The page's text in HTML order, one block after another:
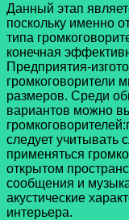
Данный этап
поскольку именно
типа
конечная
Предприятия-
громкоговорители
размеров. Среди
вариантов можно
следует учитывать
применяться
открытом
сообщения и
акустические
интерьера.